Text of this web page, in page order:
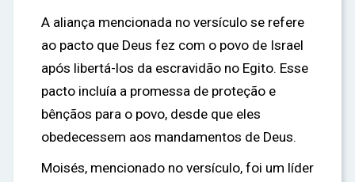
A aliança mencionada no versículo se refere
ao pacto que Deus fez com o povo de Israel
após libertá-los da escravidão no Egito. Esse
pacto incluía a promessa de proteção e
bênçãos para o povo, desde que eles
obedecessem aos mandamentos de Deus.
Moisés, mencionado no versículo, foi um líder